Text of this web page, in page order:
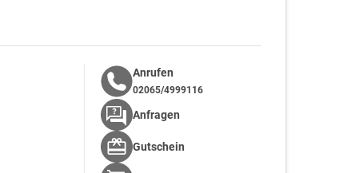
Anrufen
02065/4999116
Anfragen
Gutschein